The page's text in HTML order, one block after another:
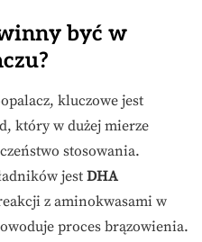
być w
kluczowe jest
który w dużej mierze
stosowania.
jest DHA
z aminokwasami w
proces brązowienia.